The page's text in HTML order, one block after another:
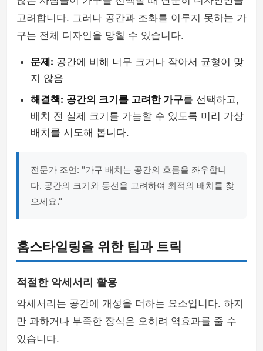
고려합니다. 그러나 공간과 조화를 이루지 못하는 가
구는 전체 디자인을 망칠 수 있습니다.
문제: 공간에 비해 너무 크거나 작아서 균형이 맞
지 않음
해결책: 공간의 크기를 고려한 가구를 선택하고,
배치 전 실제 크기를 가늠할 수 있도록 미리 가상
배치를 시도해 봅니다.
전문가 조언: "가구 배치는 공간의 흐름을 좌우합니
다. 공간의 크기와 동선을 고려하여 최적의 배치를 찾
으세요."
홈스타일링을 위한 팁과 트릭
적절한 악세서리 활용
악세서리는 공간에 개성을 더하는 요소입니다. 하지
만 과하거나 부족한 장식은 오히려 역효과를 줄 수
있습니다.